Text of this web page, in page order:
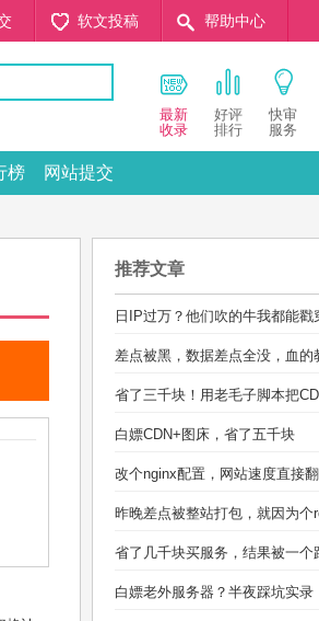
软文投稿 帮助中心
最新
收录
好评
排行
快审
服务
榜 网站提交
推荐文章
日IP过万？他们吹的牛我都能戳
差点被黑，数据差点全没，血的
省了三千块！用老毛子脚本把
白嫖CDN+图床，省了五千块
改个nginx配置，网站速度直接
昨晚差点被整站打包，就因为个
白嫖老外服务器？半夜踩坑实录